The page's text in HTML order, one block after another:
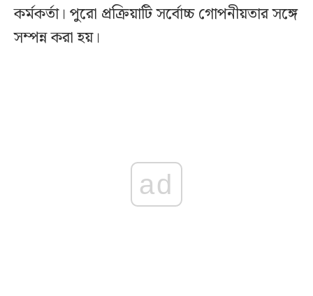
কর্মকর্তা। পুরো প্রক্রিয়াটি সর্বোচ্চ গোপনীয়তার সঙ্গে
সম্পন্ন করা হয়।
ad